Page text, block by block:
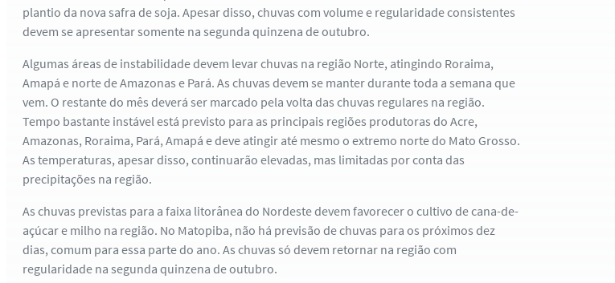
plantio da nova safra de soja. Apesar disso, chuvas com volume e regularidade consistentes
devem se apresentar somente na segunda quinzena de outubro.
Algumas áreas de instabilidade devem levar chuvas na região Norte, atingindo Roraima,
Amapá e norte de Amazonas e Pará. As chuvas devem se manter durante toda a semana que
vem. O restante do mês deverá ser marcado pela volta das chuvas regulares na região.
Tempo bastante instável está previsto para as principais regiões produtoras do Acre,
Amazonas, Roraima, Pará, Amapá e deve atingir até mesmo o extremo norte do Mato Grosso.
As temperaturas, apesar disso, continuarão elevadas, mas limitadas por conta das
precipitações na região.
As chuvas previstas para a faixa litorânea do Nordeste devem favorecer o cultivo de cana-de-
açúcar e milho na região. No Matopiba, não há previsão de chuvas para os próximos dez
dias, comum para essa parte do ano. As chuvas só devem retornar na região com
regularidade na segunda quinzena de outubro.